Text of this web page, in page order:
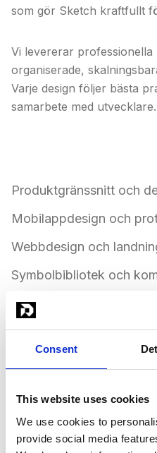
Consent
This website uses cookies
We use cookies to
provide social media
som gör Sketch kraftfullt
Vi levererar
organiserade,
Varje design följer bästa
samarbete med utvecklare.
Produktgränssnitt och
Mobilappdesign och
Webbdesign och
Symbolbibliotek och
Wireframes och
Ikoner och illustrationer
För 14,495 SEK per
till expertdesigners i